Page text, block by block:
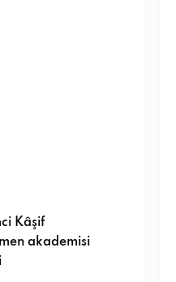
Kâşif
akademisi